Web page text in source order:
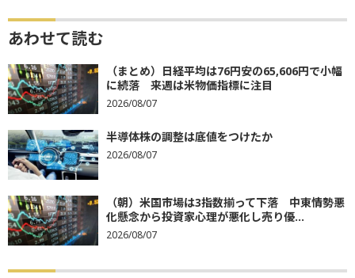
あわせて読む
（まとめ）日経平均は76円安の65,606円で小幅
に続落 来週は米物価指標に注目
2026/08/07
半導体株の調整は底値をつけたか
2026/08/07
（朝）米国市場は3指数揃って下落 中東情勢悪
化懸念から投資家心理が悪化し売り優...
2026/08/07